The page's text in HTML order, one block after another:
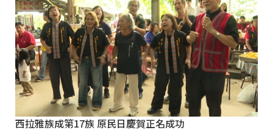
西拉雅族成第17族 原民日慶賀正名成功